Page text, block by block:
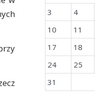
3
4
10
11
17
18
24
25
31